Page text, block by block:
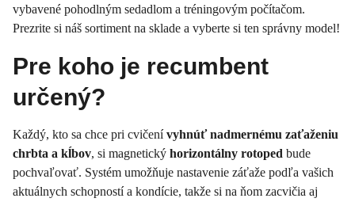
vybavené pohodlným sedadlom a tréningovým počítačom.
Prezrite si náš sortiment na sklade a vyberte si ten správny model!
Pre koho je recumbent
určený?
Každý, kto sa chce pri cvičenívyhnúť nadmernému zaťaženiu
chrbta a kĺbov, si magnetický horizontálny rotoped bude
pochvaľovať. Systém umožňuje nastavenie záťaže podľa vašich
aktuálnych schopností a kondície, takže si na ňom zacvičia aj